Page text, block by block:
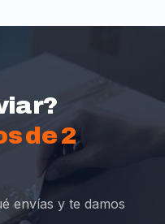
de 2
envías y te damos